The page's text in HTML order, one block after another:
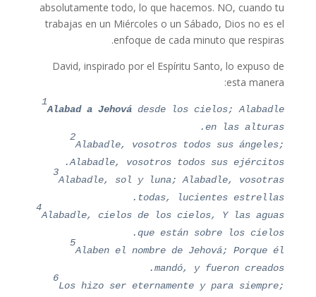
absolutamente todo, lo que hacemos. NO, cuando tu
trabajas en un Miércoles o un Sábado, Dios no es el
enfoque de cada minuto que respiras.
David, inspirado por el Espíritu Santo, lo expuso de
esta manera:
1
Alabad a Jehová desde los cielos; Alabadle
en las alturas.
2
Alabadle, vosotros todos sus ángeles;
Alabadle, vosotros todos sus ejércitos.
3
Alabadle, sol y luna; Alabadle, vosotras
todas, lucientes estrellas.
4
Alabadle, cielos de los cielos, Y las aguas
que están sobre los cielos.
5
Alaben el nombre de Jehová; Porque él
mandó, y fueron creados.
6
Los hizo ser eternamente y para siempre;